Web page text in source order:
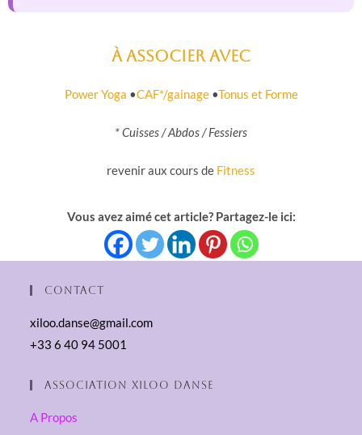
À associer avec
Power Yoga •CAF*/gainage•Tonus et Forme
* Cuisses / Abdos / Fessiers
revenir aux cours de Fitness
Vous avez aimé cet article? Partagez-le ici:
Contact
xiloo.danse@gmail.com
+33 6 40 94 5001
Association XilOO Danse
A Propos